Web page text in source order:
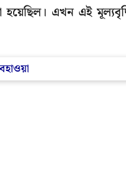
হয়েছিল। এখন এই